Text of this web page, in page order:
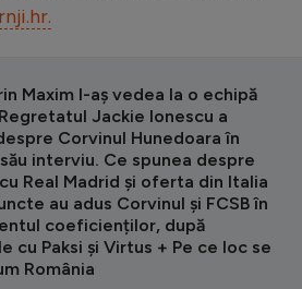
Maxim l-aș vedea la o echipă
Jackie Ionescu a
Corvinul Hunedoara în
interviu. Ce spunea despre
Real Madrid și oferta din Italia
au adus Corvinul și FCSB în
coeficienților, după
cu Paksi și Virtus + Pe ce loc se
România